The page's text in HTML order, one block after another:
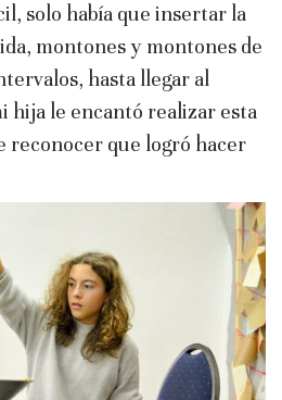
solo había que insertar la
montones y montones de
hasta llegar al
hija le encantó realizar esta
reconocer que logró hacer